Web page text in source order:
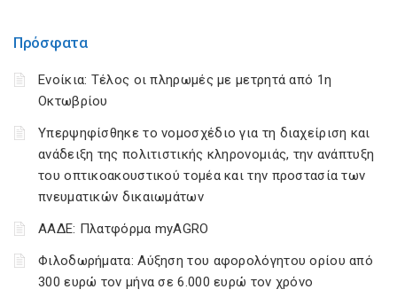
Πρόσφατα
Ενοίκια: Τέλος οι πληρωμές με μετρητά από 1η
Οκτωβρίου
Υπερψηφίσθηκε το νομοσχέδιο για τη διαχείριση και
ανάδειξη της πολιτιστικής κληρονομιάς, την ανάπτυξη
του οπτικοακουστικού τομέα και την προστασία των
πνευματικών δικαιωμάτων
ΑΑΔΕ: Πλατφόρμα myAGRO
Φιλοδωρήματα: Αύξηση του αφορολόγητου ορίου από
300 ευρώ τον μήνα σε 6.000 ευρώ τον χρόνο